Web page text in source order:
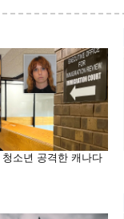
청소년 공격한 캐나다